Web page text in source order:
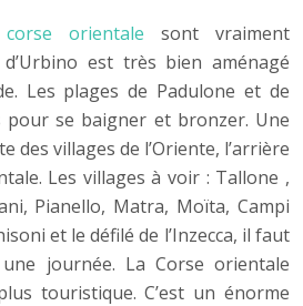
orientale sont vraiment
d’Urbino est très bien aménagé
Les plages de Padulone et de
pour se baigner et bronzer. Une
des villages de l’Oriente, l’arrière
Les villages à voir : Tallone ,
Pianello, Matra, Moïta, Campi
et le défilé de l’Inzecca, il faut
journée. La Corse orientale
touristique. C’est un énorme